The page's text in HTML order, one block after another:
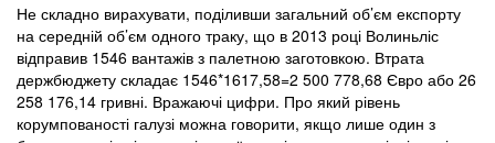
Не складно вирахувати, поділивши загальний об’єм експорту
на середній об’єм одного траку, що в 2013 році Волиньліс
відправив 1546 вантажів з палетною заготовкою. Втрата
держбюджету складає 1546*1617,58=2 500 778,68 Євро або 26
258 176,14 гривні. Вражаючі цифри. Про який рівень
корумпованості галузі можна говорити, якщо лише один з